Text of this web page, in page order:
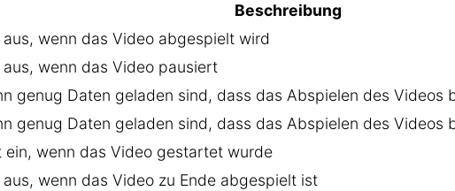
Beschreibung
aus, wenn das Video abgespielt wird
aus, wenn das Video pausiert
genug Daten geladen sind, dass das Abspielen des Videos
genug Daten geladen sind, dass das Abspielen des Videos
ein, wenn das Video gestartet wurde
aus, wenn das Video zu Ende abgespielt ist